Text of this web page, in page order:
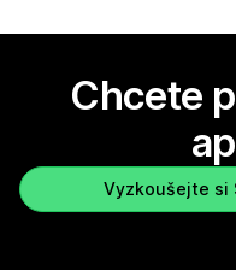
Chcete
Vyzkoušejte si